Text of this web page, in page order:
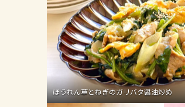
ほうれん草とねぎのガリバタ醤油炒め